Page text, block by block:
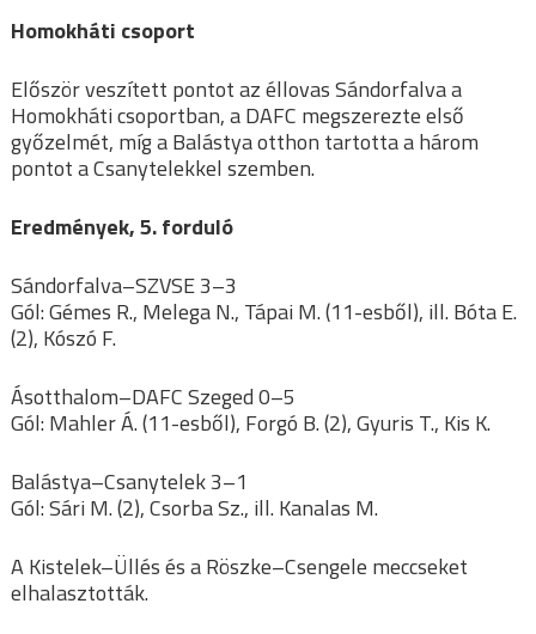
Homokháti csoport
Először veszített pontot az éllovas Sándorfalva a
Homokháti csoportban, a DAFC megszerezte első
győzelmét, míg a Balástya otthon tartotta a három
pontot a Csanytelekkel szemben.
Eredmények, 5. forduló
Sándorfalva–SZVSE 3–3
Gól: Gémes R., Melega N., Tápai M. (11-esből), ill. Bóta E.
(2), Kószó F.
Ásotthalom–DAFC Szeged 0–5
Gól: Mahler Á. (11-esből), Forgó B. (2), Gyuris T., Kis K.
Balástya–Csanytelek 3–1
Gól: Sári M. (2), Csorba Sz., ill. Kanalas M.
A Kistelek–Üllés és a Röszke–Csengele meccseket
elhalasztották.